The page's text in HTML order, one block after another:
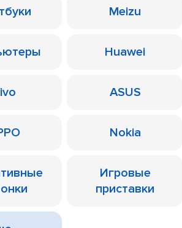
Meizu
Huawei
ASUS
Nokia
Игровые
приставки